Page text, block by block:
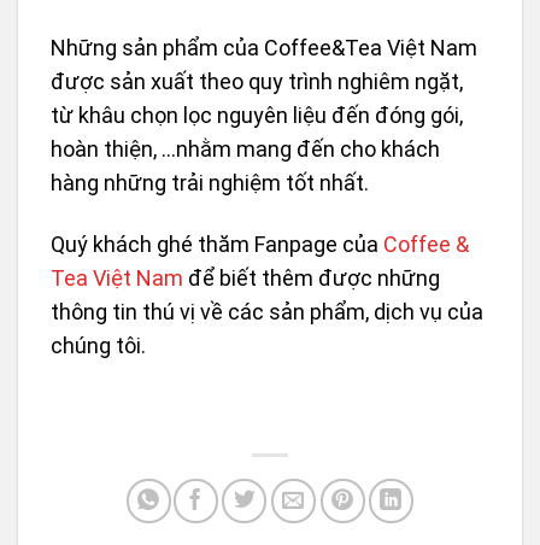
Những sản phẩm của Coffee&Tea Việt Nam
được sản xuất theo quy trình nghiêm ngặt,
từ khâu chọn lọc nguyên liệu đến đóng gói,
hoàn thiện, …nhằm mang đến cho khách
hàng những trải nghiệm tốt nhất.
Quý khách ghé thăm Fanpage của Coffee &
Tea Việt Nam để biết thêm được những
thông tin thú vị về các sản phẩm, dịch vụ của
chúng tôi.